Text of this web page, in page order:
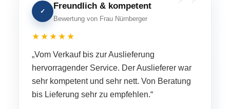
✓
Freundlich & kompetent
Bewertung von Frau Nürnberger
★★★★★
„Vom Verkauf bis zur Auslieferung
hervorragender Service. Der Auslieferer war
sehr kompetent und sehr nett. Von Beratung
bis Lieferung sehr zu empfehlen.“